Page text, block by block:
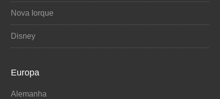
Nova Iorque
Disney
Europa
Alemanha